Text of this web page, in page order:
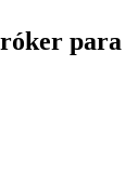
para